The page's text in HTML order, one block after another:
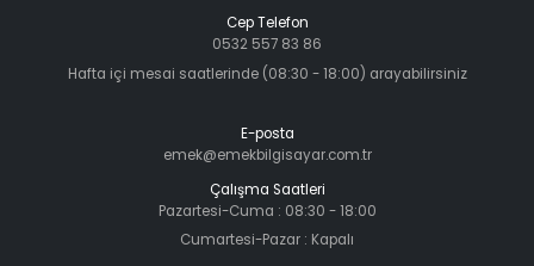
Cep Telefon
0532 557 83 86
Hafta içi mesai saatlerinde (08:30 - 18:00) arayabilirsiniz
E-posta
emek@emekbilgisayar.com.tr
Çalışma Saatleri
Pazartesi-Cuma : 08:30 - 18:00
Cumartesi-Pazar : Kapalı